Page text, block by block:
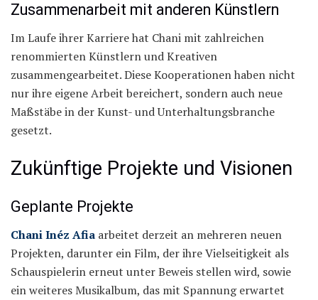
Zusammenarbeit mit anderen Künstlern
Im Laufe ihrer Karriere hat Chani mit zahlreichen
renommierten Künstlern und Kreativen
zusammengearbeitet. Diese Kooperationen haben nicht
nur ihre eigene Arbeit bereichert, sondern auch neue
Maßstäbe in der Kunst- und Unterhaltungsbranche
gesetzt.
Zukünftige Projekte und Visionen
Geplante Projekte
Chani Inéz Afia arbeitet derzeit an mehreren neuen
Projekten, darunter ein Film, der ihre Vielseitigkeit als
Schauspielerin erneut unter Beweis stellen wird, sowie
ein weiteres Musikalbum, das mit Spannung erwartet